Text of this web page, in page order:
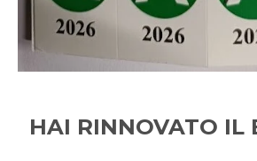
HAI RINNOVATO IL